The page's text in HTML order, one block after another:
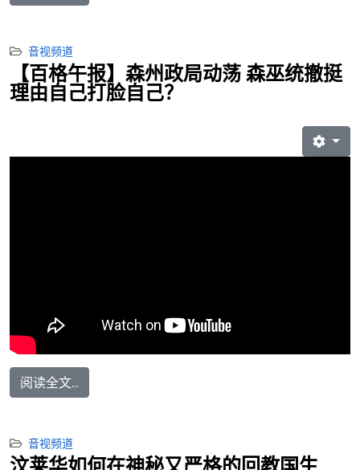
音视频道
【百格午报】森州政局动荡 森巫统撤挺
理由自己打脸自己？
阅读全文...
音视频道
汶莱华如何在神秘又严格的回教国生